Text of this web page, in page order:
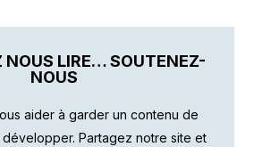
NOUS LIRE… SOUTENEZ-
NOUS
aider à garder un contenu de
Partagez notre site et